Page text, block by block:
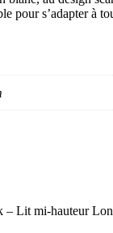
pour s’adapter à
– Lit mi-hauteur